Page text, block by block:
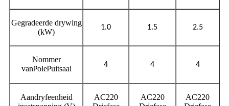
Gegradeerde drywing
(kW)
1.0 1.5 2.5
Nommer
vanPolePuitsaai 4 4 4
Aandryfeenheid
AC220
AC220
AC220